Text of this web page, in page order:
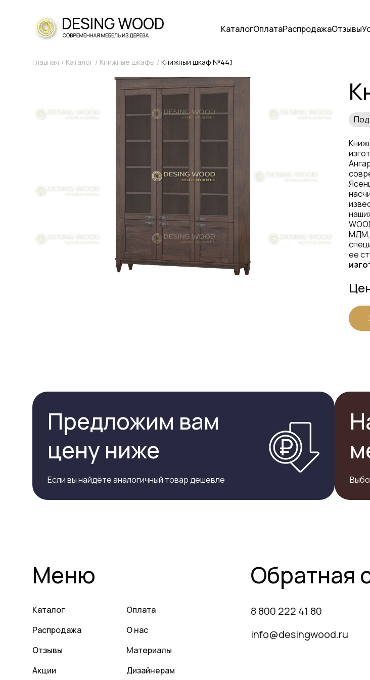
КаталогОплатаРаспродажаОтзывы
Главная Каталог Книжные шкафы Книжный шкаф №44.1
Под
МДМ,
ее
Предложим вам
цену ниже
Если вы найдёте аналогичный товар дешевле
Меню
Каталог
Распродажа
Отзывы
Акции
Оплата
О нас
Материалы
Дизайнерам
Обратная
8 800 222 41 80
info@desingwood.ru